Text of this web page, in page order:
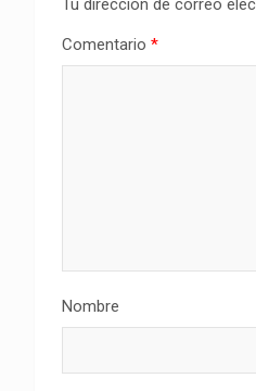
Tu dirección de correo
Comentario *
Nombre